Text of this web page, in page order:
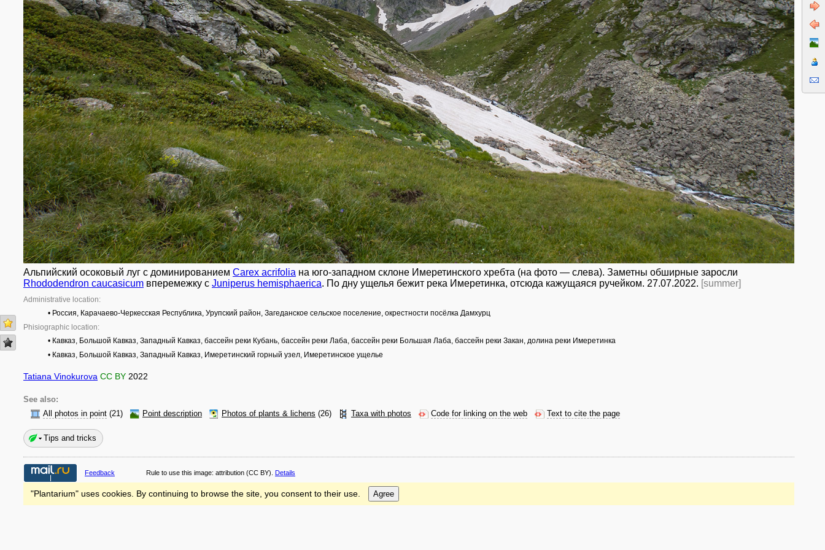
Альпийский осоковый луг с доминированием Carex acrifolia на юго-западном склоне Имеретинского хребта (на фото — слева). Заметны обширные заросли
Rhododendron caucasicum вперемежку с Juniperus hemisphaerica. По дну ущелья бежит река Имеретинка, отсюда кажущаяся ручейком. 27.07.2022. [summer]
Administrative location:
• Россия, Карачаево-Черкесская Республика, Урупский район, Загеданское сельское поселение, окрестности посёлка Дамхурц
Phisiographic location:
• Кавказ, Большой Кавказ, Западный Кавказ, бассейн реки Кубань, бассейн реки Лаба, бассейн реки Большая Лаба, бассейн реки Закан, долина реки Имеретинка
• Кавказ, Большой Кавказ, Западный Кавказ, Имеретинский горный узел, Имеретинское ущелье
Tatiana Vinokurova CC BY 2022
See also:
All photos in point (21) Point description Photos of plants & lichens (26) Taxa with photos Code for linking on the web Text to cite the page
Tips and tricks
Feedback Rule to use this image: attribution (CC BY). Details
"Plantarium" uses cookies. By continuing to browse the site, you consent to their use. Agree